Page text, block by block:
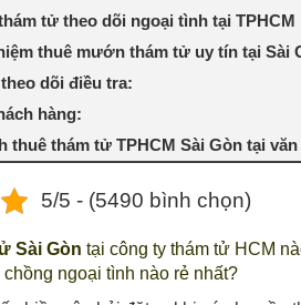
tử theo dõi ngoại tình tại TPHCM
thuê mướn thám tử uy tín tại Sài
dõi điều tra:
hàng:
thuê thám tử TPHCM Sài Gòn tại
5/5 - (5490 bình chọn)
Sài Gòn tại công ty thám tử HCM
chồng ngoại tình nào rẻ nhất?